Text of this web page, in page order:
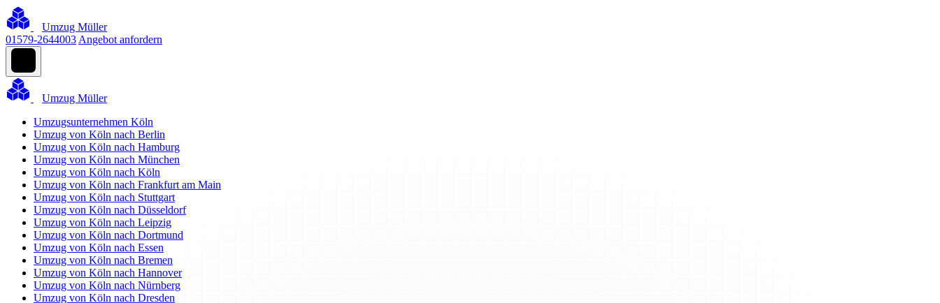
Umzug Müller
01579-2644003 Angebot anfordern
Umzug Müller
Umzugsunternehmen Köln
Umzug von Köln nach Berlin
Umzug von Köln nach Hamburg
Umzug von Köln nach München
Umzug von Köln nach Köln
Umzug von Köln nach Frankfurt am Main
Umzug von Köln nach Stuttgart
Umzug von Köln nach Düsseldorf
Umzug von Köln nach Leipzig
Umzug von Köln nach Dortmund
Umzug von Köln nach Essen
Umzug von Köln nach Bremen
Umzug von Köln nach Hannover
Umzug von Köln nach Nürnberg
Umzug von Köln nach Dresden